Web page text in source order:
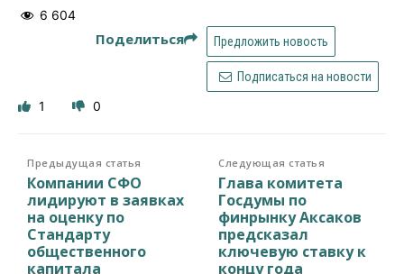
6 604
Поделиться Предложить новость
Подписаться на новости
1 0
Предыдущая статья
Компании СФО
лидируют в заявках
на оценку по
Стандарту
общественного
капитала
Следующая статья
Глава комитета
Госдумы по
финрынку Аксаков
предсказал
ключевую ставку к
концу года